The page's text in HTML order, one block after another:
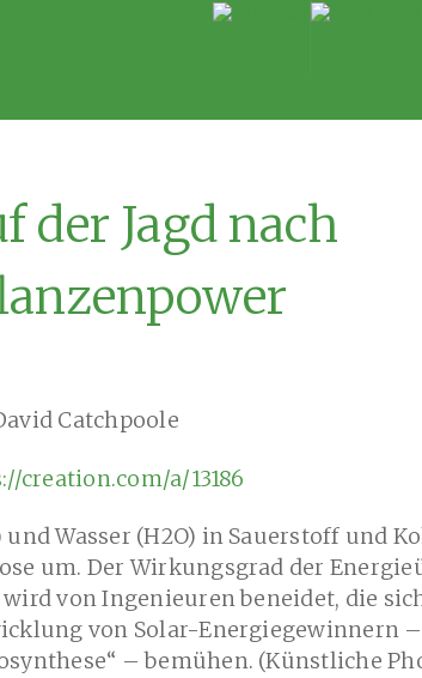
der Jagd nach
Catchpoole
creation.com/a/13186
und Wasser (H2O) in Sauerstoff und
um. Der Wirkungsgrad der
wird von Ingenieuren beneidet, die
von Solar-Energiegewinnern
– bemühen. (Künstliche